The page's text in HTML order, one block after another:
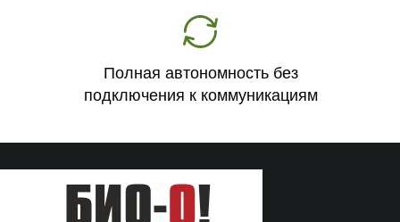
Полная автономность без
подключения к коммуникациям